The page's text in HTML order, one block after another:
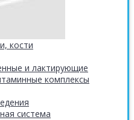
кости
и лактирующие
комплексы
система